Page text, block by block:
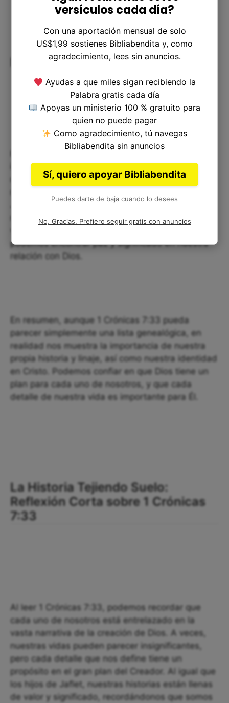
Nuestra identidad en Cristo
identidad verdadera y eterna no está basada en
nuestra genealogía terrenal, sino en nuestra
Jesús, somos adoptados como hijos de Dios, y
nuestra identidad es en Él. No importa de dónde
podemos encontrar paz y significado en nuestra
relación con Dios.
En resumen, aunque 1 Crónicas 7:33 pueda
parecer simplemente una lista genealógica, en
realidad nos muestra la importancia de nuestra
propia historia y linaje, así como nuestra identidad
en Cristo. Podemos confiar en que Dios tiene un
plan para cada uno de nosotros, y que cada
detalle de nuestra vida es importante para Él.
La Historia Tejiendo Suelo:
Reflexión Corta sobre 1 Crónicas
7:33
Al leer 1 Crónicas 7:33, podemos recordar que
cada uno de nosotros está entrelazado en la
vasta narrativa de la creación de Dios. A veces,
nuestras vidas pueden parecer insignificantes,
pero cada detalle que nos define tiene un
propósito en el gran plan del Creador. Al igual que
los hijos de Jaflet, nuestras historias están llenas
de valor y significado, recordándonos que somos
versículos cada día?
Con una aportación mensual de solo
US$1,99 sostienes Bibliabendita y, como
agradecimiento, lees sin anuncios.
Ayudas a que miles sigan recibiendo la
Palabra gratis cada día
Apoyas un ministerio 100 % gratuito para
quien no puede pagar
Como agradecimiento, tú navegas
Bibliabendita sin anuncios
Sí, quiero apoyar Bibliabendita
Puedes darte de baja cuando lo desees
No, Gracias. Prefiero seguir gratis con anuncios